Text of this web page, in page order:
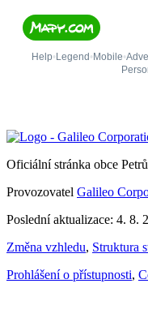
Oficiální stránka obce
Provozovatel Galileo
Poslední aktualizace: 4. 8.
Změna vzhledu, Struktura
Prohlášení o přístupnosti,